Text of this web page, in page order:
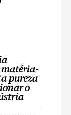
matéria-
pureza
o